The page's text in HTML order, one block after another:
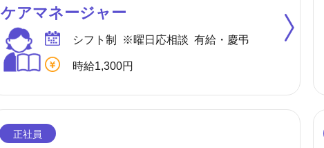
ケアマネージャー
シフト制 ※曜日応相談 有給・慶弔
時給1,300円